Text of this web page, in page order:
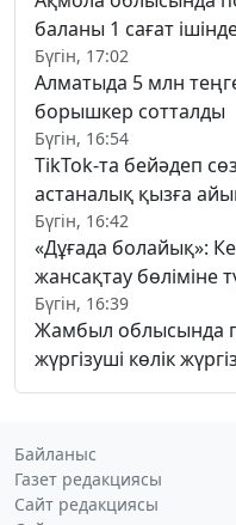
баланы 1 сағат
Бүгін, 17:02
Алматыда 5 млн
борышкер сотталды
Бүгін, 16:54
TikTok-та бейәдеп
астаналық қызға
Бүгін, 16:42
«Дұғада болайық»:
жансақтау бөліміне
Бүгін, 16:39
Жамбыл облысында
жүргізуші көлік
Байланыс
Газет редакциясы
Сайт редакциясы